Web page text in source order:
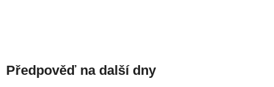
Předpověď na další dny